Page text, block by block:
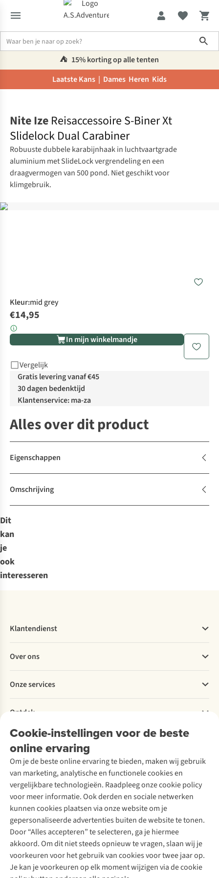
⛺️ 15% korting op alle tenten
Laatste Kans | Dames Heren Kids
Nite Ize Reisaccessoire S-Biner Xt
Slidelock Dual Carabiner
Robuuste dubbele karabijnhaak in luchtvaartgrade
aluminium met SlideLock vergrendeling en een
draagvermogen van 500 pond. Niet geschikt voor
klimgebruik.
Kleur:mid grey
€14,95
In mijn winkelmandje
Vergelijk
Gratis levering vanaf €45
30 dagen bedenktijd
Klantenservice: ma-za
Alles over dit product
Eigenschappen
Omschrijving
Dit
kan
je
ook
interesseren
Cookie-instellingen voor de beste
online ervaring
Om je de beste online ervaring te bieden, maken wij gebruik
van marketing, analytische en functionele cookies en
vergelijkbare technologieën. Raadpleeg onze cookie policy
voor meer informatie. Ook derden en sociale netwerken
kunnen cookies plaatsen via onze website om je
gepersonaliseerde advertenties buiten de website te tonen.
Door “Alles accepteren” te selecteren, ga je hiermee
akkoord. Om dit niet steeds opnieuw te vragen, slaan wij je
voorkeuren voor het gebruik van cookies voor twee jaar op.
Je kan je voorkeuren op elk moment wijzigen via de cookie
Klantendienst
Bestellen
Betalen
Levering
Retourneren
Bestelling herroepen
Garantie
Contact
Over ons
Explore More
Verantwoord ondernemen
Over Ayacucho
Onze winkels
Over A.S.Adventure
Toegankelijkheidsverklaring
Onze services
Ski-onderhoud
Wasservice
Schoenonderhoud
Schoenherstelling
Kledingherstelling
Retouches
Voor bedrijven
Ontdek
A.S.Magazine
Podcast
Explore Academy
Explore Camp
Gear Check
Inspiratie & advies
Meld je aan voor de nieuwsbrief
Follow us
Disclaimer Privacy Policy Algemene voorwaarden